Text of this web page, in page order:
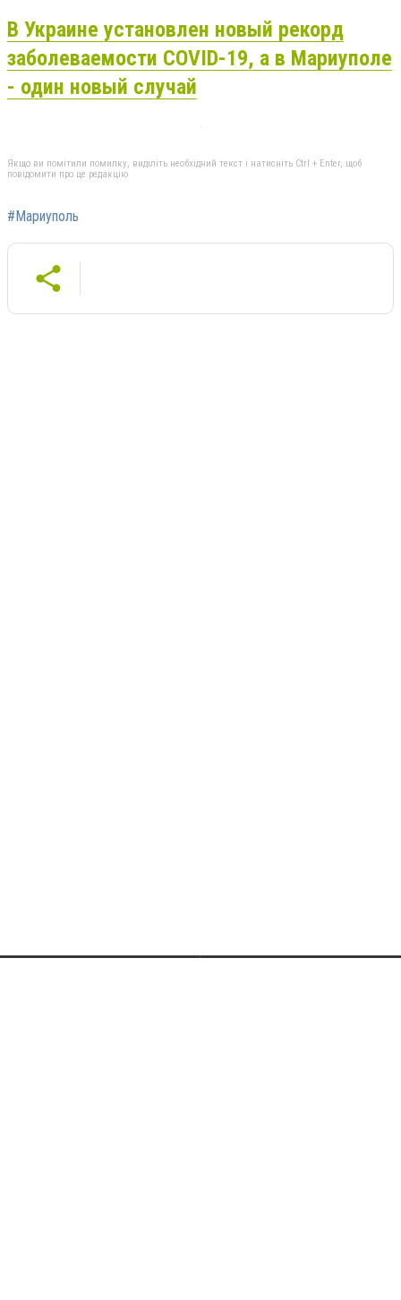
В Украине установлен новый рекорд
заболеваемости COVID-19, а в Мариуполе
- один новый случай
Якщо ви помітили помилку, виділіть необхідний текст і натисніть Ctrl + Enter, щоб
повідомити про це редакцію
#Мариуполь